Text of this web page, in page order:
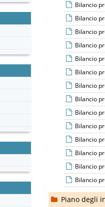
Bilancio
Bilancio
Bilancio
Bilancio
Bilancio
Bilancio
Bilancio
Bilancio
Bilancio
Bilancio
Bilancio
Bilancio
Bilancio
Bilancio
Piano degli